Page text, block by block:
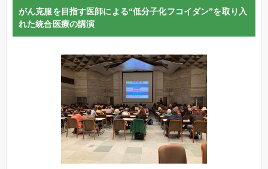
がん克服を目指す医師による“低分子化フコイダン”を取り入
れた統合医療の講演